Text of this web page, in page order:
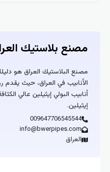
مصنع بلاستيك
مصنع البلاستيك العراق هو
الأنابيب في العراق، حيث
أنابيب البولي إيثيلين عالي
إيثيلين.
009647706545544
info@bwerpipes.com
العراق